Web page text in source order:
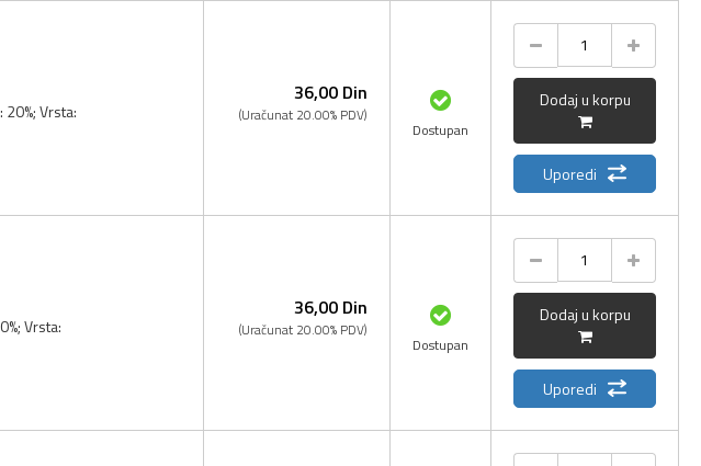
Vrsta:
36,00 Din
(Uračunat 20.00% PDV)
Dostupan
Dodaj u korpu
Uporedi
Vrsta:
36,00 Din
(Uračunat 20.00% PDV)
Dostupan
Dodaj u korpu
Uporedi